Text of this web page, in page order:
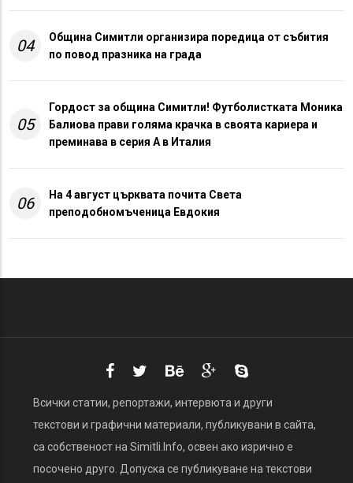
04
Община Симитли организира поредица от събития
по повод празника на града
05
Гордост за община Симитли! Футболистката Моника
Балиова прави голяма крачка в своята кариера и
преминава в серия А в Италия
06
На 4 август църквата почита Света
преподобномъченица Евдокия
Всички статии, репортажи, интервюта и други
текстови и графични материали, публикувани в сайта,
са собственост на Simitli.Info, освен ако изрично е
посочено друго. Допуска се публикуване на текстови